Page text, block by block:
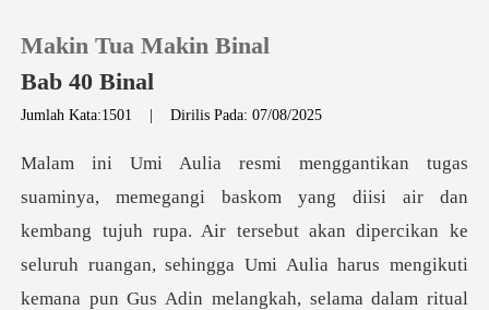
0
Pengisian Ulang
Makin Tua Makin Binal
Bab 40 Binal
Jumlah Kata:1501 |Dirilis Pada: 07/08/2025
air dan
kembang tujuh rupa. Air tersebut akan dipercikan ke
seluruh ruangan, sehing